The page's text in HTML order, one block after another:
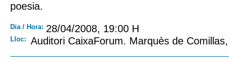
poesia.
Dia / Hora: 28/04/2008, 19:00 H
Lloc: Auditori CaixaForum. Marquès de